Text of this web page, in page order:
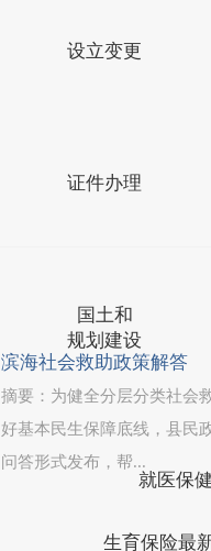
设立变更
证件办理
国土和
规划建设
就医保健
滨海社会救助政策解答
摘要：为健全分层分类社会
好基本民生保障底线，县民
问答形式发布，帮...
生育保险最